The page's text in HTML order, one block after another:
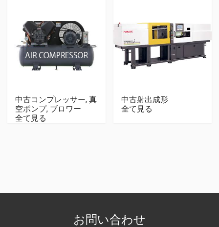
中古コンプレッサー, 真
空ポンプ, ブロワー
全て見る
中古射出成形
全て見る
お問い合わせ